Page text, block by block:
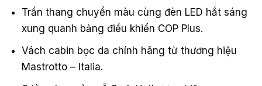
Trần thang chuyển màu cùng đèn LED hắt sáng
xung quanh bảng điều khiển COP Plus.
Vách cabin bọc da chính hãng từ thương hiệu
Mastrotto – Italia.